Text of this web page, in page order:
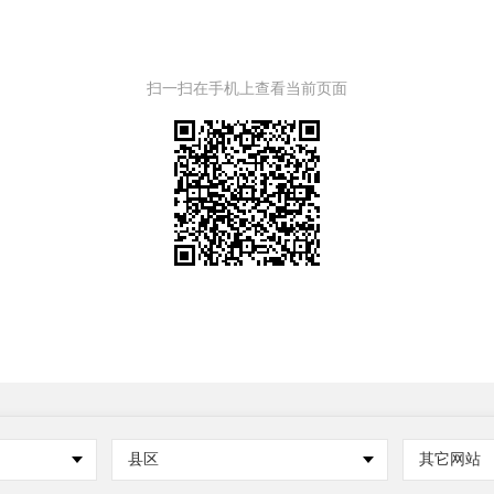
扫一扫在手机上查看当前页面
县区 其它网站